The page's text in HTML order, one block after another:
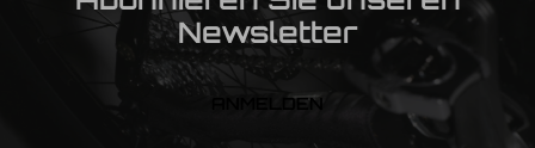
Newsletter
ANMELDEN